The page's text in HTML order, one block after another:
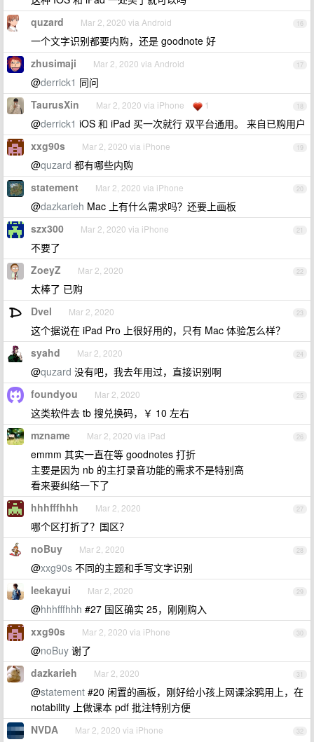
16
quzard Mar 2, 2020 via Android
一个文字识别都要内购，还是 goodnote 好
17
zhusimaji Mar 2, 2020 via Android
@derrick1 同问
18
TaurusXin Mar 2, 2020 via iPhone 1
@derrick1 iOS 和 iPad 买一次就行 双平台通用。 来自已购用户
19
xxg90s Mar 2, 2020 via iPhone
@quzard 都有哪些内购
20
statement Mar 2, 2020 via iPhone
@dazkarieh Mac 上有什么需求吗？还要上画板
21
szx300 Mar 2, 2020 via iPhone
不要了
22
ZoeyZ Mar 2, 2020
太棒了 已购
23
Dvel Mar 2, 2020
这个据说在 iPad Pro 上很好用的，只有 Mac 体验怎么样？
24
syahd Mar 2, 2020
@quzard 没有吧，我去年用过，直接识别啊
25
foundyou Mar 2, 2020
这类软件去 tb 搜兑换码，￥ 10 左右
26
mzname Mar 2, 2020 via iPad
emmm 其实一直在等 goodnotes 打折
主要是因为 nb 的主打录音功能的需求不是特别高
看来要纠结一下了
27
hhhfffhhh Mar 2, 2020
哪个区打折了？国区？
28
noBuy Mar 2, 2020
@xxg90s 不同的主题和手写文字识别
29
leekayui Mar 2, 2020
@hhhfffhhh #27 国区确实 25，刚刚购入
30
xxg90s Mar 2, 2020 via iPhone
@noBuy 谢了
31
dazkarieh Mar 2, 2020
@statement #20 闲置的画板，刚好给小孩上网课涂鸦用上，在
notability 上做课本 pdf 批注特别方便
32
NVDA Mar 2, 2020 via iPhone